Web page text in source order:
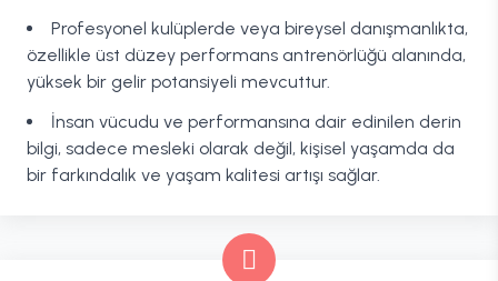
Profesyonel kulüplerde veya bireysel danışmanlıkta,
özellikle üst düzey performans antrenörlüğü alanında,
yüksek bir gelir potansiyeli mevcuttur.
İnsan vücudu ve performansına dair edinilen derin
bilgi, sadece mesleki olarak değil, kişisel yaşamda da
bir farkındalık ve yaşam kalitesi artışı sağlar.